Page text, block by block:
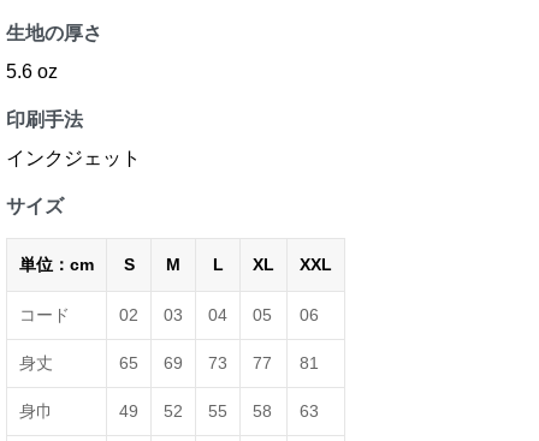
生地の厚さ
5.6 oz
印刷手法
インクジェット
サイズ
単位：cm S M L XL XXL
コード 02 03 04 05 06
身丈 65 69 73 77 81
身巾 49 52 55 58 63